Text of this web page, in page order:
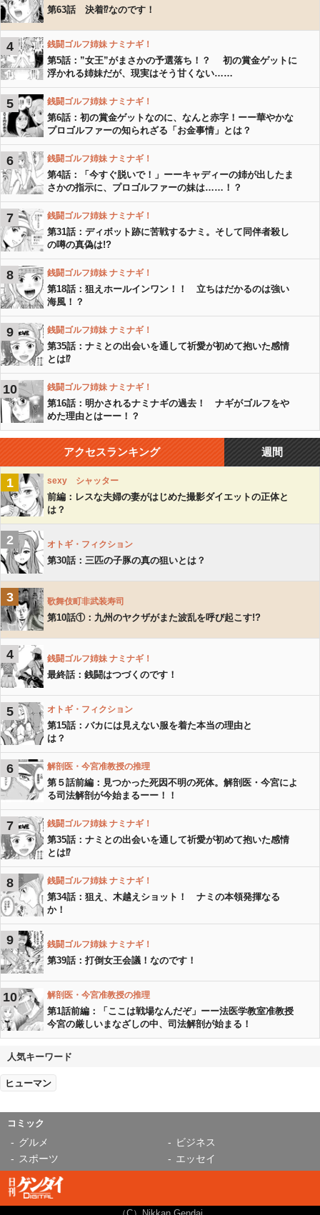
第63話 決着⁉︎なのです！
4 銭闘ゴルフ姉妹 ナミナギ！
第5話：”女王”がまさかの予選落ち！？ 初の賞金ゲットに
浮かれる姉妹だが、現実はそう甘くない……
5 銭闘ゴルフ姉妹 ナミナギ！
第6話：初の賞金ゲットなのに、なんと赤字！ーー華やかな
プロゴルファーの知られざる「お金事情」とは？
6 銭闘ゴルフ姉妹 ナミナギ！
第4話：「今すぐ脱いで！」ーーキャディーの姉が出したま
さかの指示に、プロゴルファーの妹は……！？
7 銭闘ゴルフ姉妹 ナミナギ！
第31話：ディボット跡に苦戦するナミ。そして同伴者殺し
の噂の真偽は!?
8 銭闘ゴルフ姉妹 ナミナギ！
第18話：狙えホールインワン！！ 立ちはだかるのは強い
海風！？
9 銭闘ゴルフ姉妹 ナミナギ！
第35話：ナミとの出会いを通して祈愛が初めて抱いた感情
とは⁉️
10 銭闘ゴルフ姉妹 ナミナギ！
第16話：明かされるナミナギの過去！ ナギがゴルフをや
めた理由とはーー！？
アクセスランキング 週間
1 sexy シャッター
前編：レスな夫婦の妻がはじめた撮影ダイエットの正体と
は？
2 オトギ・フィクション
第30話：三匹の子豚の真の狙いとは？
3 歌舞伎町非武装寿司
第10話①：九州のヤクザがまた波乱を呼び起こす!?
4 銭闘ゴルフ姉妹 ナミナギ！
最終話：銭闘はつづくのです！
5 オトギ・フィクション
第15話：バカには見えない服を着た本当の理由と
は？
6 解剖医・今宮准教授の推理
第５話前編：見つかった死因不明の死体。解剖医・今宮によ
る司法解剖が今始まるーー！！
7 銭闘ゴルフ姉妹 ナミナギ！
第35話：ナミとの出会いを通して祈愛が初めて抱いた感情
とは⁉️
8 銭闘ゴルフ姉妹 ナミナギ！
第34話：狙え、木越えショット！ ナミの本領発揮なる
か！
9 銭闘ゴルフ姉妹 ナミナギ！
第39話：打倒女王会議！なのです！
10 解剖医・今宮准教授の推理
第1話前編：「ここは戦場なんだぞ」ーー法医学教室准教授
今宮の厳しいまなざしの中、司法解剖が始まる！
人気キーワード
ヒューマン
コミック
グルメ
ビジネス
スポーツ
エッセイ